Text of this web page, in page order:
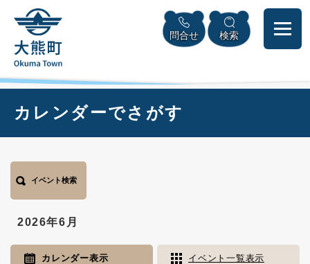
頭
メニューを飛ばして本文へ
問合せ 検索
カレンダーでさがす
イベント検索
2026年6月
カレンダー表示 イベント一覧表示